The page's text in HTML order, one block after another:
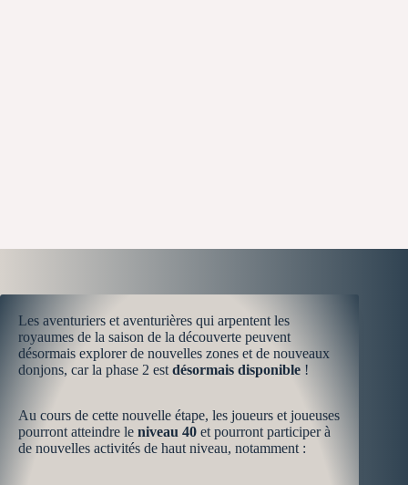
Les aventuriers et aventurières qui arpentent les
royaumes de la saison de la découverte peuvent
désormais explorer de nouvelles zones et de nouveaux
donjons, car la phase 2 est désormais disponible !
Au cours de cette nouvelle étape, les joueurs et joueuses
pourront atteindre le niveau 40 et pourront participer à
de nouvelles activités de haut niveau, notamment :